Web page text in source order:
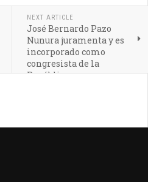
NEXT ARTICLE
José Bernardo Pazo
Nunura juramenta y es
incorporado como
congresista de la
República